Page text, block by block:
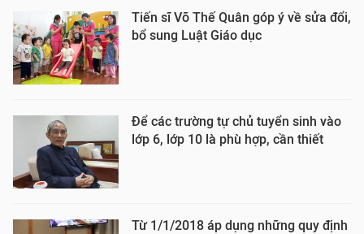
Tiến sĩ Võ Thế Quân góp ý về sửa đổi,
bổ sung Luật Giáo dục
Để các trường tự chủ tuyển sinh vào
lớp 6, lớp 10 là phù hợp, cần thiết
Từ 1/1/2018 áp dụng những quy định